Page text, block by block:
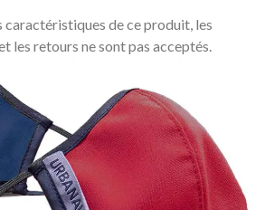
caractéristiques de ce produit, les
les retours ne sont pas acceptés.